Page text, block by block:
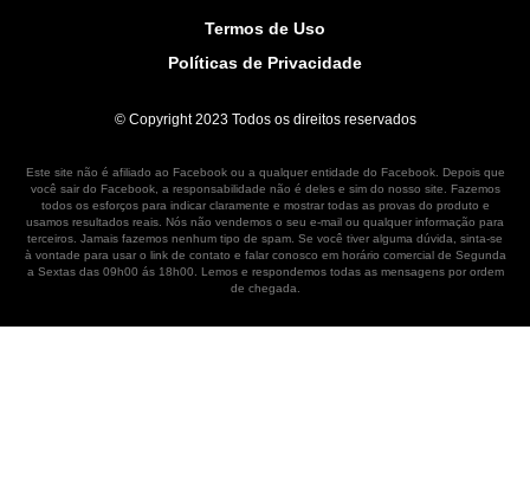
Termos de Uso
Políticas de Privacidade
© Copyright 2023 Todos os direitos reservados
Este site não é afiliado ao Facebook ou a qualquer entidade do Facebook. Depois que
você sair do Facebook, a responsabilidade não é deles e sim do nosso site. Fazemos
todos os esforços para indicar claramente e mostrar todas as provas do produto e
usamos resultados reais. Nós não vendemos o seu e-mail ou qualquer informação para
terceiros. Jamais fazemos nenhum tipo de spam. Se você tiver alguma dúvida, sinta-se
à vontade para usar o link de contato e falar conosco em horário comercial de Segunda
a Sextas das 09h00 ás 18h00. Lemos e respondemos todas as mensagens por ordem
de chegada.